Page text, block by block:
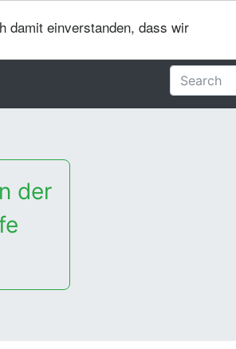
damit einverstanden, dass wir
der